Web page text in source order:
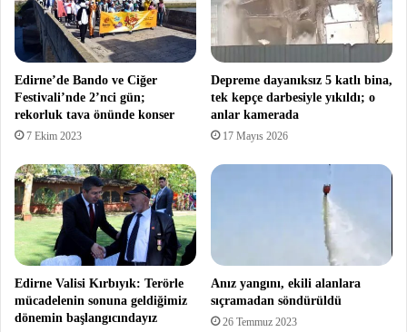
Edirne’de Bando ve Ciğer
Festivali’nde 2’nci gün;
rekorluk tava önünde konser
7 Ekim 2023
Depreme dayanıksız 5 katlı bina,
tek kepçe darbesiyle yıkıldı; o
anlar kamerada
17 Mayıs 2026
Edirne Valisi Kırbıyık: Terörle
mücadelenin sonuna geldiğimiz
dönemin başlangıcındayız
Anız yangını, ekili alanlara
sıçramadan söndürüldü
26 Temmuz 2023